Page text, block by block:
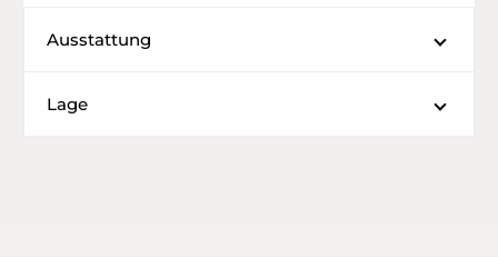
Ausstattung
Lage